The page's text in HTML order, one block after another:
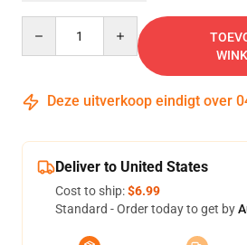
Deze uitverkoop eindigt over
Deliver to United States
Cost to ship:$6.99
Standard - Order today to get by